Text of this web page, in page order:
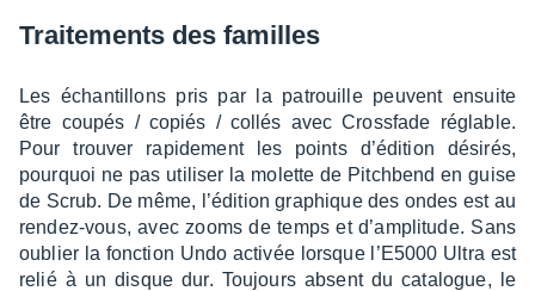
Trai­te­ments des familles
Les échan­tillons pris par la patrouille peuvent ensuite
être coupés / copiés / collés avec Cross­fade réglable.
Pour trou­ver rapi­de­ment les points d’édi­tion dési­rés,
pourquoi ne pas utili­ser la molette de Pitch­bend en guise
de Scrub. De même, l’édi­tion graphique des ondes est au
rendez-vous, avec zooms de temps et d’am­pli­tude. Sans
oublier la fonc­tion Undo acti­vée lorsque l’E5000 Ultra est
relié à un disque dur. Toujours absent du cata­logue, le